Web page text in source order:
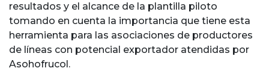
resultados y el alcance de la plantilla piloto
tomando en cuenta la importancia que tiene esta
herramienta para las asociaciones de productores
de líneas con potencial exportador atendidas por
Asohofrucol.